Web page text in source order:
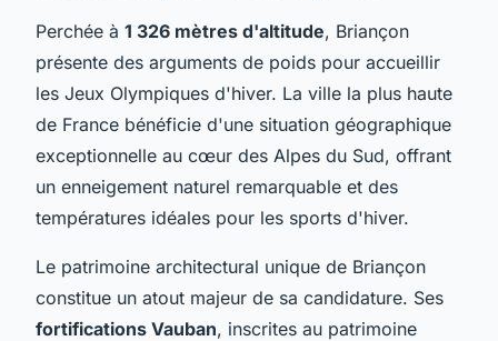
Perchée à 1 326 mètres d'altitude, Briançon
présente des arguments de poids pour accueillir
les Jeux Olympiques d'hiver. La ville la plus haute
de France bénéficie d'une situation géographique
exceptionnelle au cœur des Alpes du Sud, offrant
un enneigement naturel remarquable et des
températures idéales pour les sports d'hiver.
Le patrimoine architectural unique de Briançon
constitue un atout majeur de sa candidature. Ses
fortifications Vauban, inscrites au patrimoine